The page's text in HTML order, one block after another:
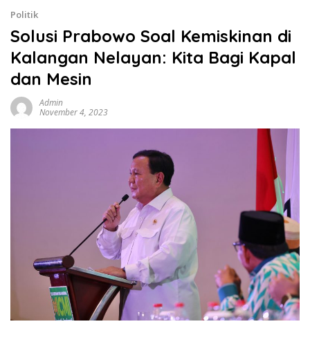
Politik
Solusi Prabowo Soal Kemiskinan di
Kalangan Nelayan: Kita Bagi Kapal
dan Mesin
Admin
November 4, 2023